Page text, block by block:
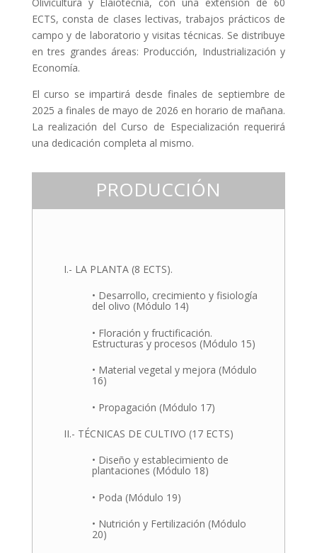
ECTS, consta de clases lectivas, trabajos prácticos de
campo y de laboratorio y visitas técnicas. Se distribuye
en tres grandes áreas: Producción, Industrialización y
Economía.
El curso se impartirá desde finales de septiembre de
2025 a finales de mayo de 2026 en horario de mañana.
La realización del Curso de Especialización requerirá
una dedicación completa al mismo.
PRODUCCIÓN
I.- LA PLANTA (8 ECTS).
• Desarrollo, crecimiento y fisiología
del olivo (Módulo 14)
• Floración y fructificación.
Estructuras y procesos (Módulo 15)
• Material vegetal y mejora (Módulo
16)
• Propagación (Módulo 17)
II.- TÉCNICAS DE CULTIVO (17 ECTS)
• Diseño y establecimiento de
plantaciones (Módulo 18)
• Poda (Módulo 19)
• Nutrición y Fertilización (Módulo
20)